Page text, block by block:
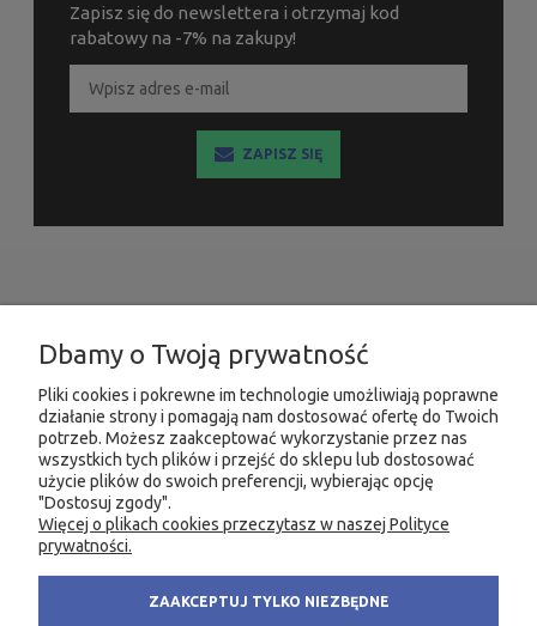
Zapisz się do newslettera i otrzymaj kod
rabatowy na -7% na zakupy!
ZAPISZ SIĘ
INFORMACJE
MOJE KONTO
PRODUKTY
KONTAKT KSIĘGARNIA FACHOWA.PL
80-299 Gdańsk
Dbamy o Twoją prywatność
Pliki cookies i pokrewne im technologie umożliwiają poprawne
działanie strony i pomagają nam dostosować ofertę do Twoich
potrzeb. Możesz zaakceptować wykorzystanie przez nas
wszystkich tych plików i przejść do sklepu lub dostosować
użycie plików do swoich preferencji, wybierając opcję
"Dostosuj zgody".
Więcej o plikach cookies przeczytasz w naszej Polityce
prywatności.
ZAAKCEPTUJ TYLKO NIEZBĘDNE